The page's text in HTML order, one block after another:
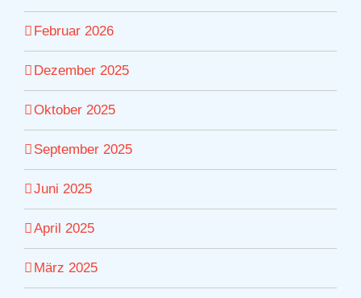
Februar 2026
Dezember 2025
Oktober 2025
September 2025
Juni 2025
April 2025
März 2025